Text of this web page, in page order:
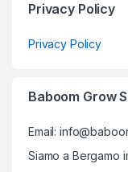
Privacy Policy
Privacy Policy
Baboom Grow
Email:
Siamo a Bergamo